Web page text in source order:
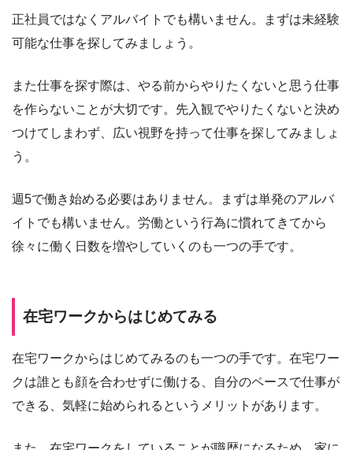
正社員ではなくアルバイトでも構いません。まずは未経験
可能な仕事を探してみましょう。
また仕事を探す際は、やる前からやりたくないと思う仕事
を作らないことが大切です。先入観でやりたくないと決め
つけてしまわず、広い視野を持って仕事を探してみましょ
う。
週5で働き始める必要はありません。まずは単発のアルバ
イトでも構いません。労働という行為に慣れてきてから
徐々に働く日数を増やしていくのも一つの手です。
在宅ワークからはじめてみる
在宅ワークからはじめてみるのも一つの手です。在宅ワー
クは誰とも顔を合わせずに働ける、自分のペースで仕事が
できる、気軽に始められるというメリットがあります。